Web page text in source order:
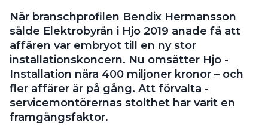
När branschprofilen Bendix Hermansson
sålde Elektrobyrån i Hjo 2019 ­anade få att
affären var embryot till en ny stor
installationskoncern. Nu omsätter Hjo ­
Installation nära 400 miljoner kronor – och
fler affärer är på gång. Att förvalta ­
servicemontörernas stolthet har varit en
framgångsfaktor.